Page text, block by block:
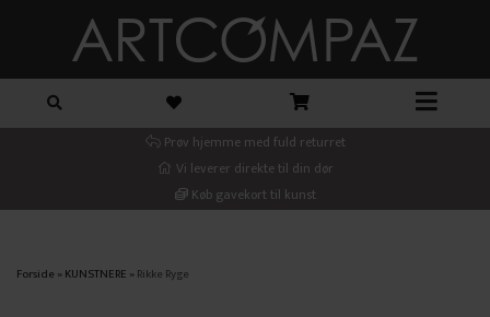
Prøv hjemme med fuld returret
Vi leverer direkte til din dør
Køb gavekort til kunst
Forside »KUNSTNERE »Rikke Ryge